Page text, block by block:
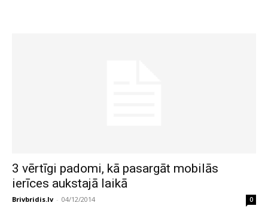
3 vērtīgi padomi, kā pasargāt mobilās
ierīces aukstajā laikā
Brivbridis.lv - 04/12/2014 0